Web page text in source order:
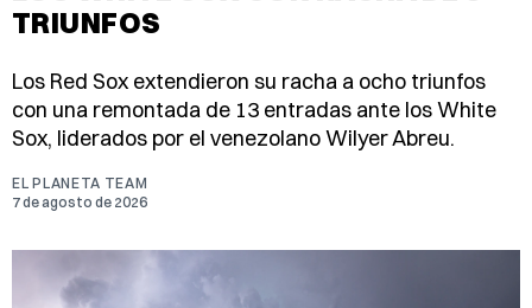
TRIUNFOS
Los Red Sox extendieron su racha a ocho triunfos
con una remontada de 13 entradas ante los White
Sox, liderados por el venezolano Wilyer Abreu.
EL PLANETA TEAM
7 de agosto de 2026